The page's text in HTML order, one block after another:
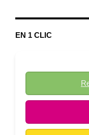
EN 1 CLIC